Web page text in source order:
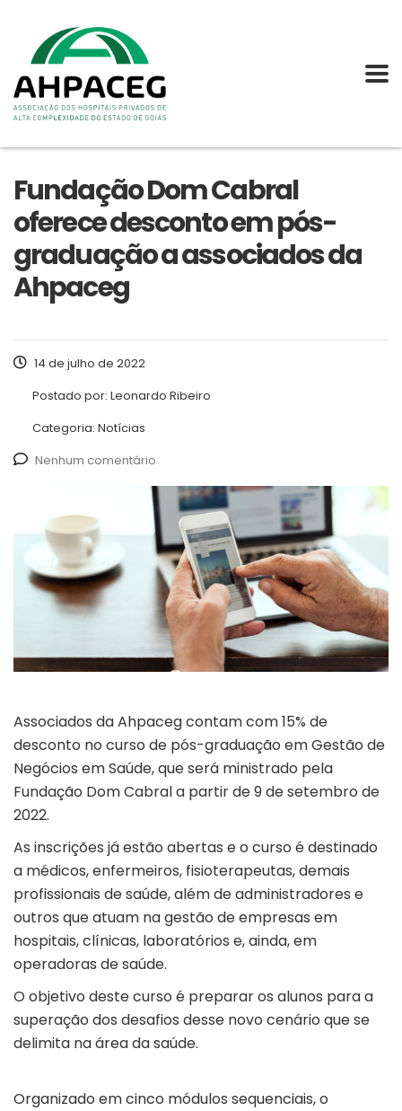
Fundação Dom Cabral
oferece desconto em pós-
graduação a associados da
Ahpaceg
14 de julho de 2022
Postado por: Leonardo Ribeiro
Categoria: Notícias
Nenhum comentário
Associados da Ahpaceg contam com 15% de
desconto no curso de pós-graduação em Gestão de
Negócios em Saúde, que será ministrado pela
Fundação Dom Cabral a partir de 9 de setembro de
2022.
As inscrições já estão abertas e o curso é destinado
a médicos, enfermeiros, fisioterapeutas, demais
profissionais de saúde, além de administradores e
outros que atuam na gestão de empresas em
hospitais, clínicas, laboratórios e, ainda, em
operadoras de saúde.
O objetivo deste curso é preparar os alunos para a
superação dos desafios desse novo cenário que se
delimita na área da saúde.
Organizado em cinco módulos sequenciais, o